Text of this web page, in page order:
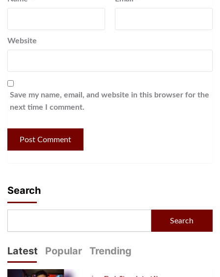
Website
Save my name, email, and website in this browser for the
next time I comment.
Search
Search
Latest Popular Trending